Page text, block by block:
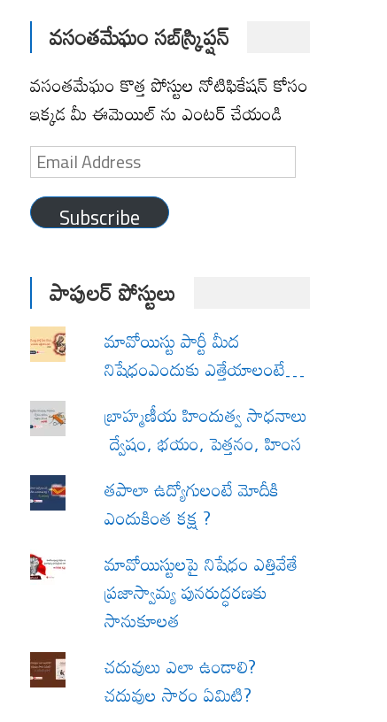
వసంతమేఘం సబ్‌స్క్రిప్షన్
వసంతమేఘం కొత్త పోస్టుల నోటిఫికేషన్ కోసం
ఇక్కడ మీ ఈమెయిల్ ను ఎంటర్ చేయండి
Email
Address
Subscribe
పాపులర్ పోస్టులు
మావోయిస్టు పార్టీ మీద
నిషేధంఎందుకు ఎత్తేయాలంటే…
బ్రాహ్మణీయ హిందుత్వ సాధనాలు
ద్వేషం, భయం, పెత్తనం, హింస
త‌పాలా ఉద్యోగులంటే మోదీకి
ఎందుకింత కక్ష ?
మావోయిస్టులపై నిషేధం ఎత్తివేతే
ప్రజాస్వామ్య పునరుద్ధరణకు
సానుకూలత
చదువులు ఎలా ఉండాలి?
చదువుల సారం ఏమిటి?